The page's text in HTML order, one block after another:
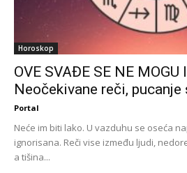
Horoskop
OVE SVAĐE SE NE MOGU
Neočekivane reči, pucanje
Portal
Neće im biti lako. U vazduhu se oseća
ignorisana. Reči vise između ljudi,
a tišina...